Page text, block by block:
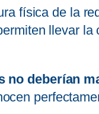
física de la
llevar la
no deberían